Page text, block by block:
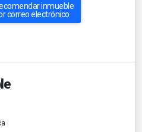
inmueble
correo electrónico